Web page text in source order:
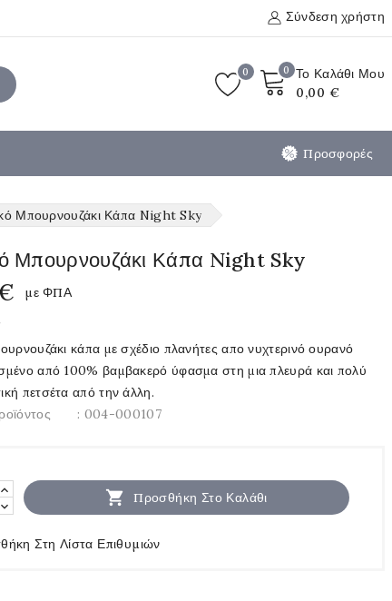
Σύνδεση χρήστη
0 Το Καλάθι Μου
0,00 €
0
Προσφορές
Μπουρνουζάκι Κάπα Night Sky
Μπουρνουζάκι Κάπα Night Sky
με ΦΠΑ
κάπα με σχέδιο πλανήτες απο νυχτερινό ουρανό
από 100% βαμβακερό ύφασμα στη μια πλευρά και πολύ
πετσέτα από την άλλη.
: 004-000107
 Προσθήκη Στο Καλάθι
Στη Λίστα Επιθυμιών